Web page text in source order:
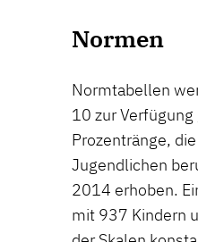
Normen
Normtabellen
10 zur
Prozentränge,
Jugendlichen
2014 erhoben.
mit 937 Kindern